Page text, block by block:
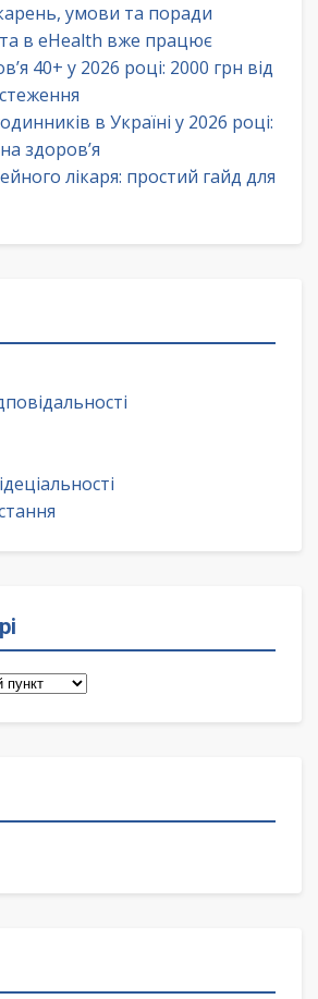
умови та поради
в eHealth вже працює
40+ у 2026 році: 2000 грн від
в Україні у 2026 році:
здоров’я
лікаря: простий гайд для